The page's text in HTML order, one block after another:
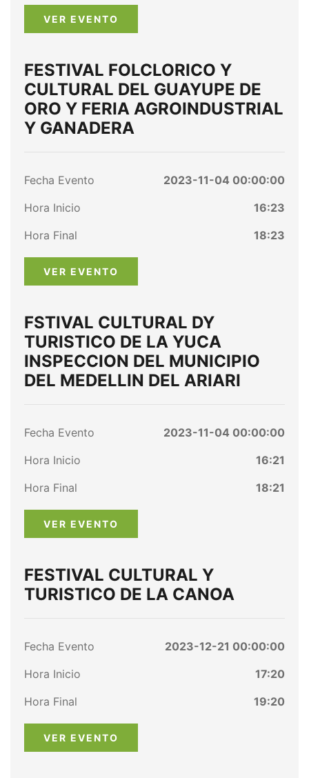
VER EVENTO
FESTIVAL FOLCLORICO Y
CULTURAL DEL GUAYUPE DE
ORO Y FERIA AGROINDUSTRIAL
Y GANADERA
Fecha Evento
2023-11-04 00:00:00
Hora Inicio
16:23
Hora Final
18:23
VER EVENTO
FSTIVAL CULTURAL DY
TURISTICO DE LA YUCA
INSPECCION DEL MUNICIPIO
DEL MEDELLIN DEL ARIARI
Fecha Evento
2023-11-04 00:00:00
Hora Inicio
16:21
Hora Final
18:21
VER EVENTO
FESTIVAL CULTURAL Y
TURISTICO DE LA CANOA
Fecha Evento
2023-12-21 00:00:00
Hora Inicio
17:20
Hora Final
19:20
VER EVENTO